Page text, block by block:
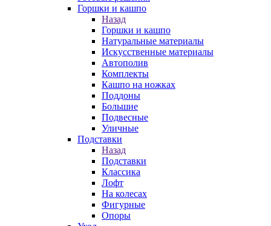
Горшки и кашпо
Назад
Горшки и кашпо
Натуральные материалы
Искусственные материалы
Автополив
Комплекты
Кашпо на ножках
Поддоны
Большие
Подвесные
Уличные
Подставки
Назад
Подставки
Классика
Лофт
На колесах
Фигурные
Опоры